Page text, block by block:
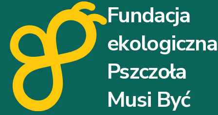
Fundacja
ekologiczna
Pszczoła
Musi Być